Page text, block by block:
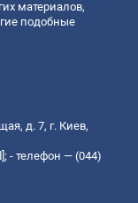
материалов,
подобные
д. 7, г. Киев,
; - телефон — (044)